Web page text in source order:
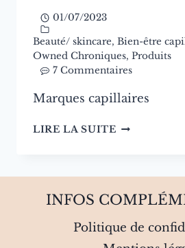
01/07/2023
Beauté/ skincare, Bien-être
Owned Chroniques, Produits
7 Commentaires
Marques capillaires
LIRE LA SUITE3
À
(+BONUS)
INFOS
Politique de